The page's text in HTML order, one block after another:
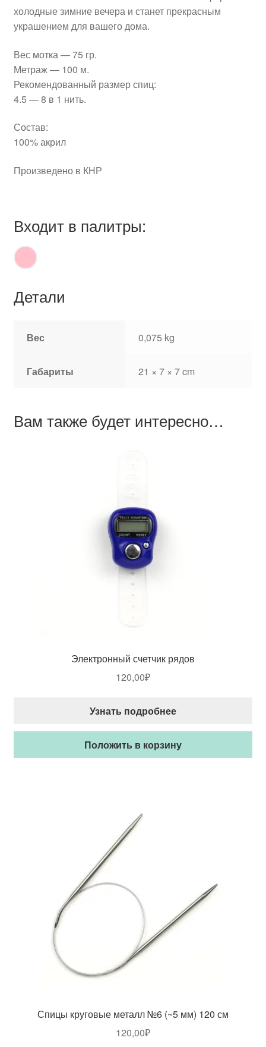
холодные зимние вечера и станет прекрасным
украшением для вашего дома.
Вес мотка — 75 гр.
Метраж — 100 м.
Рекомендованный размер спиц:
4.5 — 8 в 1 нить.
Состав:
100% акрил
Произведено в КНР
Входит в палитры:
Детали
Вес 0,075 kg
Габариты 21 × 7 × 7 cm
Вам также будет интересно…
Электронный счетчик рядов
120,00₽
Узнать подробнее
Положить в корзину
Спицы круговые металл №6 (~5 мм) 120 см
120,00₽